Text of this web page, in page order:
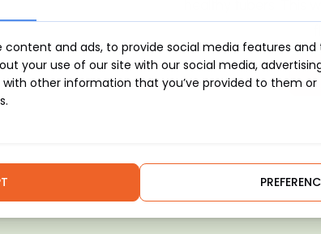
content and ads, to provide social media features
your use of our site with our social media,
other information that you’ve provided to them